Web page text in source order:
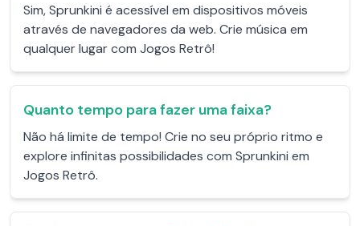
Sim, Sprunkini é acessível em dispositivos móveis
através de navegadores da web. Crie música em
qualquer lugar com Jogos Retrô!
Quanto tempo para fazer uma faixa?
Não há limite de tempo! Crie no seu próprio ritmo e
explore infinitas possibilidades com Sprunkini em
Jogos Retrô.